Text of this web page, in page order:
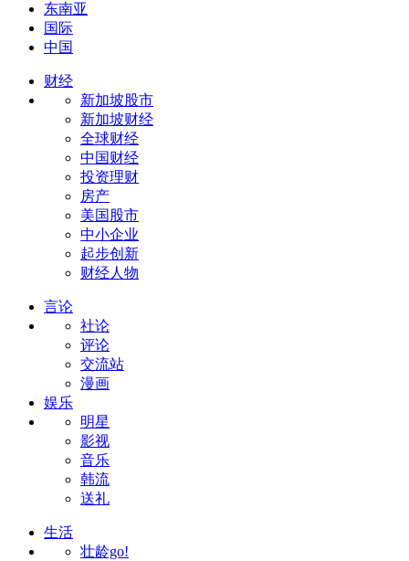
东南亚
国际
中国
财经
新加坡股市
新加坡财经
全球财经
中国财经
投资理财
房产
美国股市
中小企业
起步创新
财经人物
言论
社论
评论
交流站
漫画
娱乐
明星
影视
音乐
韩流
送礼
生活
壮龄go!